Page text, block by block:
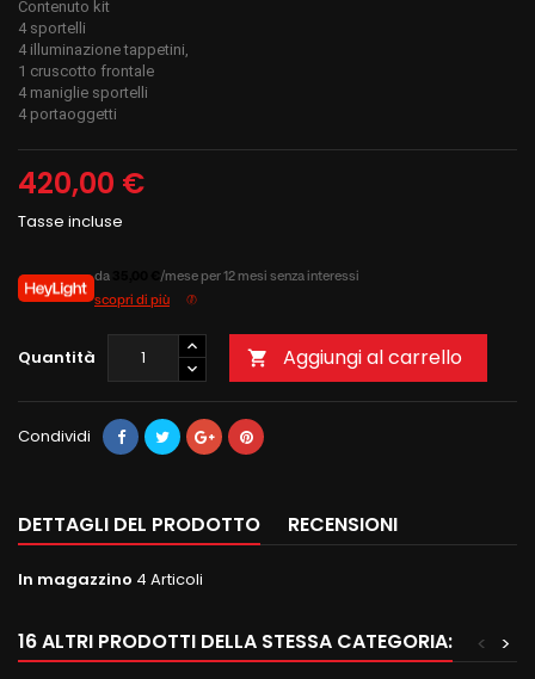
Contenuto kit
4 sportelli
4 illuminazione tappetini,
1 cruscotto frontale
4 maniglie sportelli
4 portaoggetti
420,00 €
Tasse incluse
da
/mese per 12 mesi senza interessi
scopri di più
Quantità  Aggiungi al carrello
Condividi
DETTAGLI DEL PRODOTTO RECENSIONI
In magazzino 4 Articoli
16 ALTRI PRODOTTI DELLA STESSA CATEGORIA: >
<